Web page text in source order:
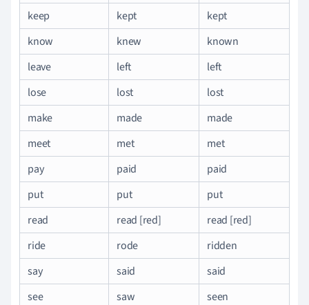
keep
kept
kept
know
knew
known
leave
left
left
lose
lost
lost
make
made
made
meet
met
met
pay
paid
paid
put
put
put
read
read [red]
read [red]
ride
rode
ridden
say
said
said
see
saw
seen